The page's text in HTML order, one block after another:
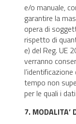
e/o manuale,
garantire la
opera di
rispetto di
e) del Reg. UE
verranno
tempo non
per le quali i
7. MODALITA’